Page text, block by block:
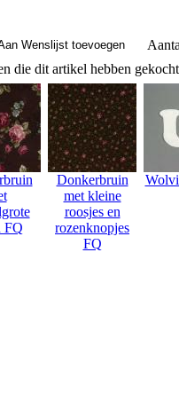
die dit artikel hebben
FQ
Donkerbruin
met kleine
roosjes en
rozenknopjes
FQ